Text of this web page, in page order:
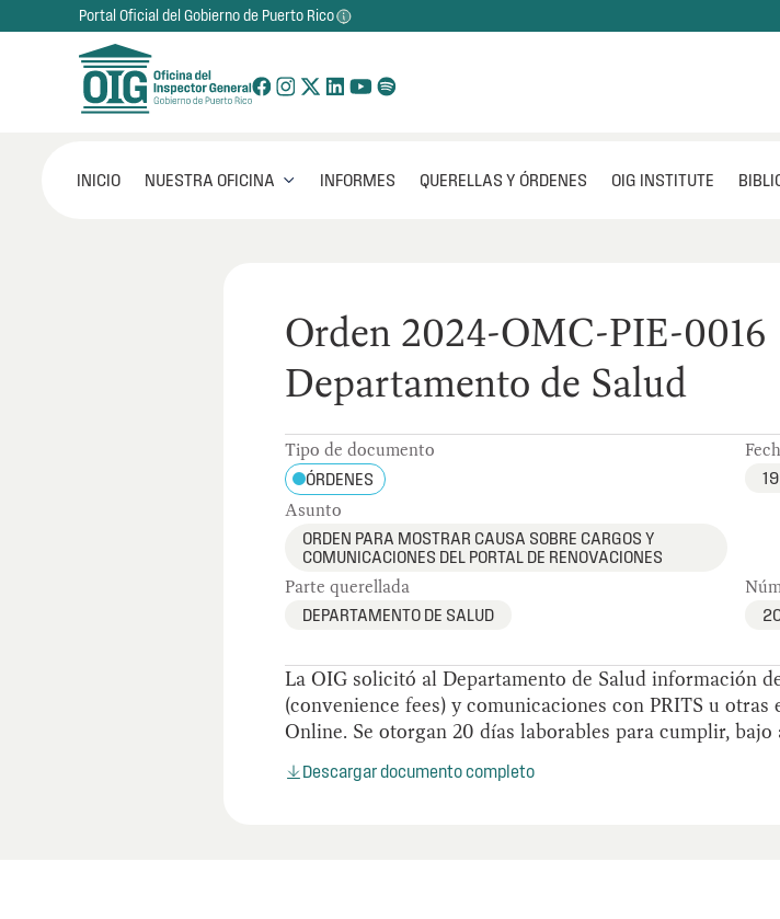
Portal Oficial del Gobierno de Puerto Rico
INICIO NUESTRA OFICINA  INFORMES QUERELLAS Y ÓRDENES OIG INSTITUTE
Orden 2024-OMC-PIE-0016
Departamento de Salud
Tipo de documento
ÓRDENES
Asunto
ORDEN PARA MOSTRAR CAUSA SOBRE CARGOS Y
COMUNICACIONES DEL PORTAL DE RENOVACIONES
Parte querellada
DEPARTAMENTO DE SALUD
La OIG solicitó al Departamento de Salud información
(convenience fees) y comunicaciones con PRITS u
Online. Se otorgan 20 días laborables para cumplir, bajo
Descargar documento completo